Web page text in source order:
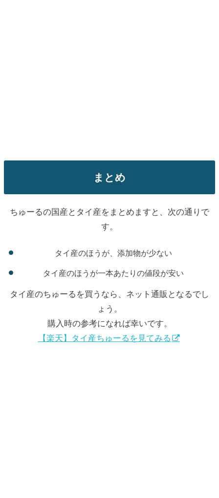
まとめ
ちゅーるの国産とタイ産をまとめますと、次の通りで
す。
タイ産のほうが、添加物が少ない
タイ産のほうが一本あたりの値段が安い
タイ産のちゅーるを買うなら、ネット通販となるでし
ょう。
購入時の参考になれば幸いです。
【楽天】タイ産ちゅーるを見てみる